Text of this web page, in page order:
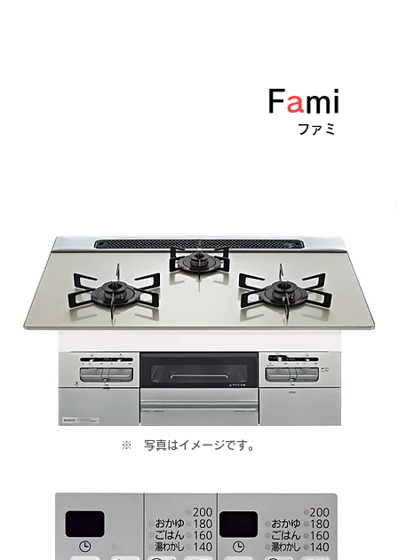
Fami
ファミ
​※ 写真はイメージです。